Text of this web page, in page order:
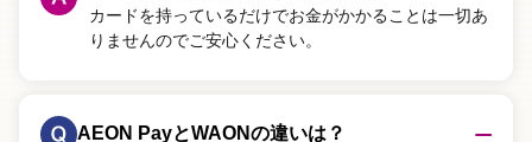
カードを持っているだけでお金がかかることは一切あ
りませんのでご安心ください。
AEON PayとWAONの違いは？